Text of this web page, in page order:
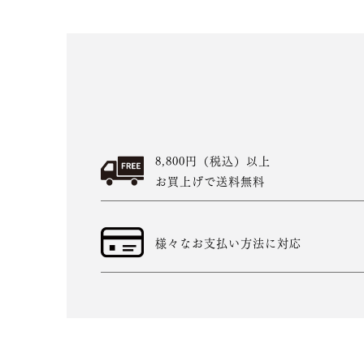
8,800円（税込）以上
お買上げで送料無料
様々なお支払い方法に対応